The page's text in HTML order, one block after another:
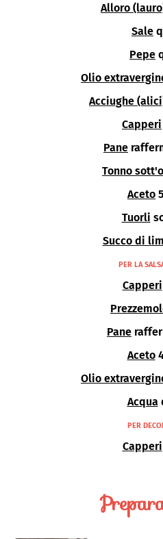
Alloro
Sale
Pepe
Olio
Acciughe
Capperi
Pane
Tonno
Aceto
Tuorli
Succo di
PER LA
Capperi
Pane
Aceto
Olio
Acqua
PER
Capperi